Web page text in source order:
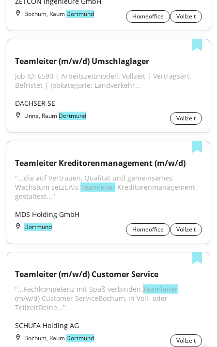
Bochum, Raum Dortmund Homeoffice Vollzeit
Teamleiter (m/w/d) Umschlaglager
Job ID: 6590 | Arbeitszeitmodell: Vollzeit | Vertragsart:
Befristet | Jobkategorie: Landverkehr...
DACHSER SE
Unna, Raum Dortmund Vollzeit
Teamleiter Kreditorenmanagement (m/w/d)
"...die auf Vertrauen, Qualität und gemeinsames
Wachstum setzt.Als Teamleiter Kreditorenmanagement
gestaltest..."
MDS Holding GmbH
Dortmund Homeoffice Vollzeit
Teamleiter (m/w/d) Customer Service
"...Fachkompetenz mit Spaß verbinden.Teamleiter
(m/w/d) Customer ServiceBochum, in Voll- oder
TeilzeitDeine..."
SCHUFA Holding AG
Bochum, Raum Dortmund Vollzeit